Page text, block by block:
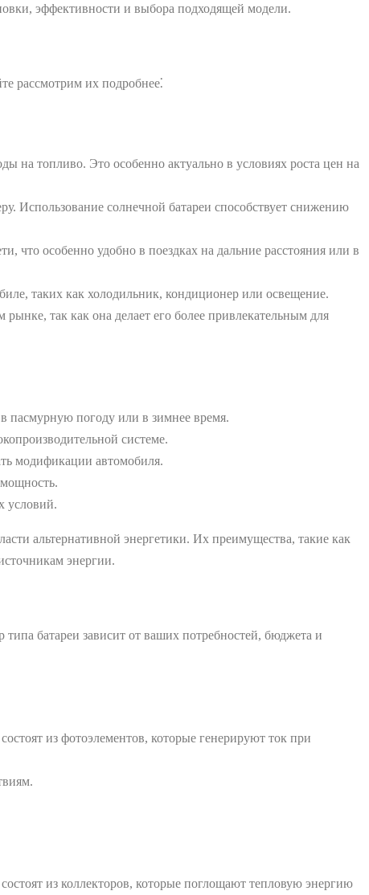
эффективности и выбора подходящей модели.
рассмотрим их подробнее⁚
на топливо. Это особенно актуально в условиях роста цен на
Использование солнечной батареи способствует снижению
что особенно удобно в поездках на дальние расстояния или в
таких как холодильник, кондиционер или освещение.
так как она делает его более привлекательным для
пасмурную погоду или в зимнее время.
системе.
модификации автомобиля.
условий.
альтернативной энергетики. Их преимущества, такие как
энергии.
батареи зависит от ваших потребностей, бюджета и
из фотоэлементов, которые генерируют ток при
из коллекторов, которые поглощают тепловую энергию